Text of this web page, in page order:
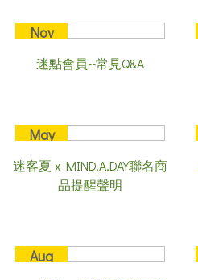
Nov
2022
迷點會員--常見Q&A
May
2026
迷客夏 x MIND.A.DAY聯名商
品提醒聲明
Aug